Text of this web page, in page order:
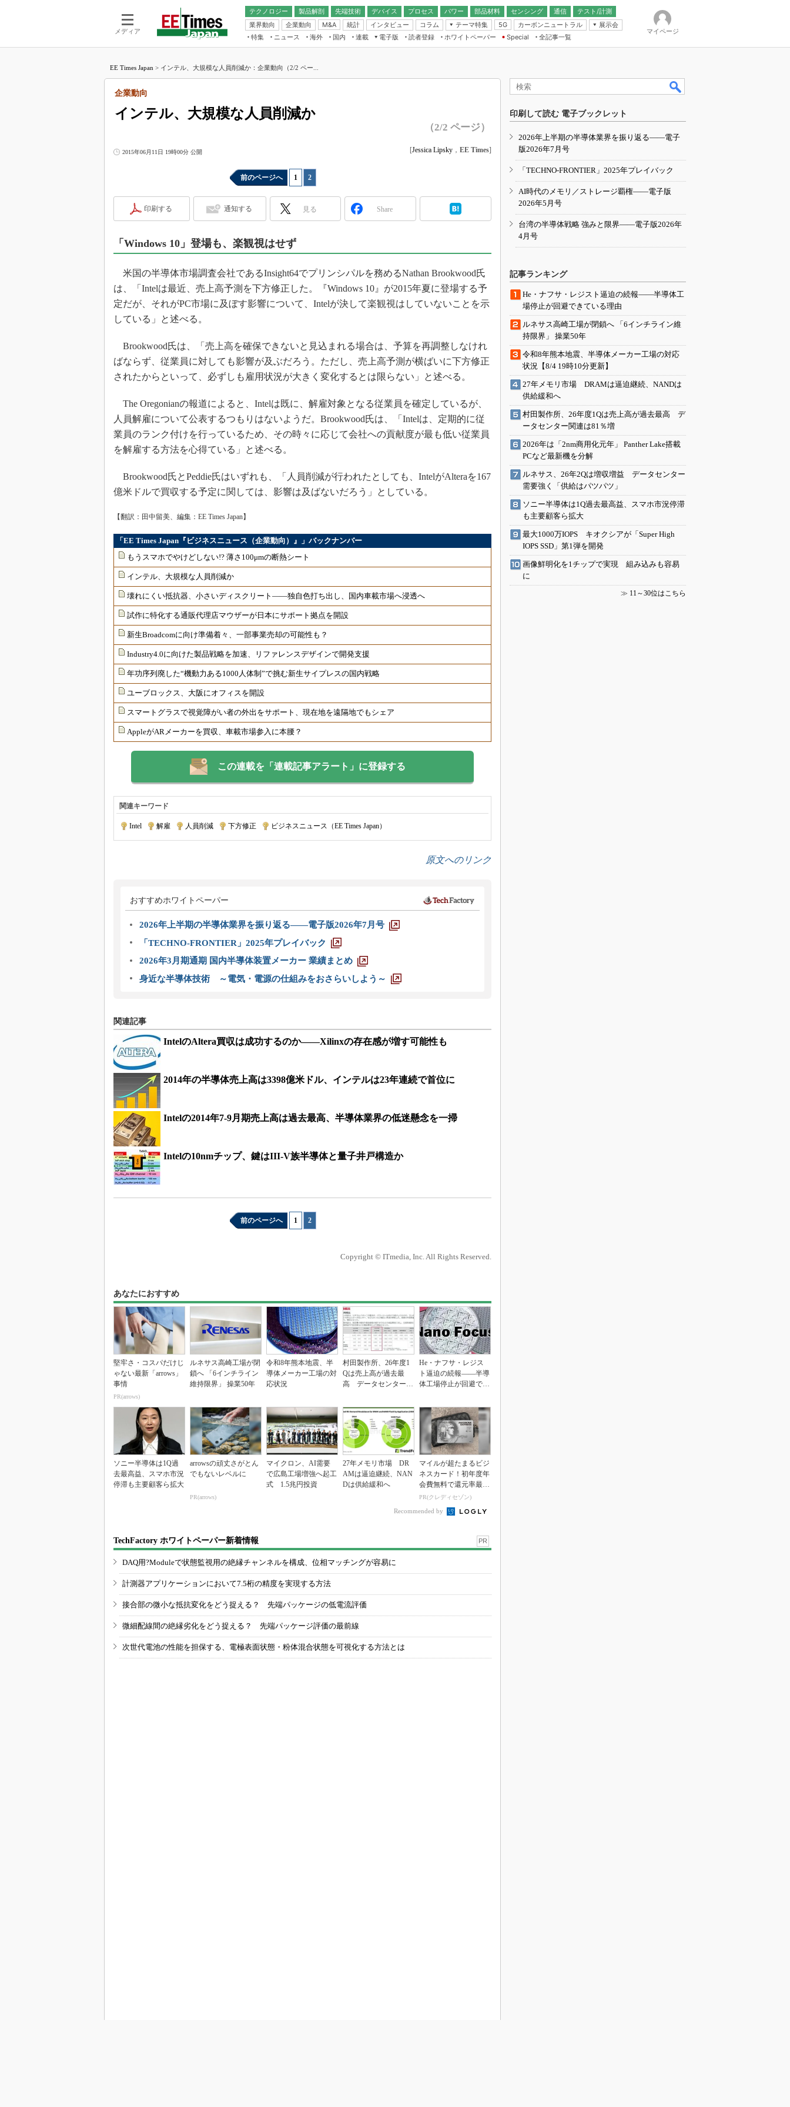
メディア
テクノロジー 製品解剖
先端技術
電池／エネルギー
デバイス
アナログ
マイコン
プロセス パワー 部品材料 センシング
通信
無線
テスト/計測
業界動向
企業動向 M&A 統計 インタビュー コラム
テーマ特集
フィジカルAI
5G カーボンニュートラル
展示会
IoT・エッジコンピューティング
EXPO
TECHNO-FRONTIER
人とくるま展
特集 ニュース 海外 国内
連載
福田昭のデバイス通信
大山聡の業界スコープ
大原雄介のエレ・組み込みプレイバ
世界を「数字」で回してみよう
踊るバズワード ～Behind the
Buzzword
この10年で起こったこと、次の10年
製品分解で探るアジアの新トレンド
光伝送技術を知る
“異端児エンジニア”が仕掛けた社内
改革、執念の180日
IHSアナリスト「未来展望」
「英語に愛されないエンジニア」の
ための新行動論
電子版
電子ブックレット
読者登録 ホワイトペーパー
Special
全記事一覧
マイページ
EE Times Japan > インテル、大規模な人員削減か：企業動向（2/2 ペー...
インテル、大規模な人員削減か
企業動向
（2/2 ページ）
2015年06月11日 19時00分 公開 [Jessica Lipsky ， EE Times]
前のページへ 1 2
印刷する 通知する 見る Share
「Windows 10」登場も、楽観視はせず
米国の半導体市場調査会社であるInsight64でプリンシパルを務めるNathan Brookwood氏
は、「Intelは最近、売上高予測を下方修正した。『Windows 10』が2015年夏に登場する予
定だが、それがPC市場に及ぼす影響について、Intelが決して楽観視はしていないことを示
している」と述べる。
Brookwood氏は、「売上高を確保できないと見込まれる場合は、予算を再調整しなけれ
ばならず、従業員に対しても影響が及ぶだろう。ただし、売上高予測が横ばいに下方修正
されたからといって、必ずしも雇用状況が大きく変化するとは限らない」と述べる。
The Oregonianの報道によると、Intelは既に、解雇対象となる従業員を確定しているが、
人員解雇について公表するつもりはないようだ。Brookwood氏は、「Intelは、定期的に従
業員のランク付けを行っているため、その時々に応じて会社への貢献度が最も低い従業員
を解雇する方法を心得ている」と述べる。
Brookwood氏とPeddie氏はいずれも、「人員削減が行われたとしても、IntelがAlteraを167
億米ドルで買収する予定に関しては、影響は及ばないだろう」としている。
【翻訳：田中留美、編集：EE Times Japan】
「EE Times Japan『ビジネスニュース（企業動向）』」バックナンバー
もうスマホでやけどしない!? 薄さ100μmの断熱シート
インテル、大規模な人員削減か
壊れにくい抵抗器、小さいディスクリート――独自色打ち出し、国内車載市場へ浸透へ
試作に特化する通販代理店マウザーが日本にサポート拠点を開設
新生Broadcomに向け準備着々、一部事業売却の可能性も？
Industry4.0に向けた製品戦略を加速、リファレンスデザインで開発支援
年功序列廃した“機動力ある1000人体制”で挑む新生サイプレスの国内戦略
ユーブロックス、大阪にオフィスを開設
スマートグラスで視覚障がい者の外出をサポート、現在地を遠隔地でもシェア
AppleがARメーカーを買収、車載市場参入に本腰？
この連載を「連載記事アラート」に登録する
関連キーワード
Intel 解雇 人員削減 下方修正 ビジネスニュース（EE Times Japan）
原文へのリンク
おすすめホワイトペーパー
2026年上半期の半導体業界を振り返る――電子版2026年7月号
「TECHNO-FRONTIER」2025年プレイバック
2026年3月期通期 国内半導体装置メーカー 業績まとめ
身近な半導体技術 ～電気・電源の仕組みをおさらいしよう～
関連記事
IntelのAltera買収は成功するのか――Xilinxの存在感が増す可能性も
2014年の半導体売上高は3398億米ドル、インテルは23年連続で首位に
Intelの2014年7-9月期売上高は過去最高、半導体業界の低迷懸念を一掃
Intelの10nmチップ、鍵はIII-V族半導体と量子井戸構造か
前のページへ 1 2
Copyright © ITmedia, Inc. All Rights Reserved.
あなたにおすすめ
堅牢さ・コスパだけじ
ゃない最新「arrows」
事情
PR(arrows)
ルネサス高崎工場が閉
鎖へ 「6インチライン
維持限界」 操業50年
令和8年熊本地震、半
導体メーカー工場の対
応状況
村田製作所、26年度1
Qは売上高が過去最
高 データセンター関
He・ナフサ・レジス
ト逼迫の続報――半導
体工場停止が回避でき
ソニー半導体は1Q過
去最高益、スマホ市況
停滞も主要顧客ら拡大
arrowsの頑丈さがとん
でもないレベルに
PR(arrows)
マイクロン、AI需要
で広島工場増強へ起工
式 1.5兆円投資
27年メモリ市場 DR
AMは逼迫継続、NAN
Dは供給緩和へ
マイルが超たまるビジ
ネスカード！初年度年
会費無料で還元率最大
1.125%
PR(クレディセゾン)
Recommended by
TechFactory ホワイトペーパー新着情報 PR
DAQ用?Moduleで状態監視用の絶縁チャンネルを構成、位相マッチングが容易に
計測器アプリケーションにおいて7.5桁の精度を実現する方法
接合部の微小な抵抗変化をどう捉える？ 先端パッケージの低電流評価
微細配線間の絶縁劣化をどう捉える？ 先端パッケージ評価の最前線
次世代電池の性能を担保する、電極表面状態・粉体混合状態を可視化する方法とは
印刷して読む 電子ブックレット
2026年上半期の半導体業界を振り返る――電子
版2026年7月号
「TECHNO-FRONTIER」2025年プレイバック
AI時代のメモリ／ストレージ覇権――電子版
2026年5月号
台湾の半導体戦略 強みと限界――電子版2026年
4月号
記事ランキング
He・ナフサ・レジスト逼迫の続報――半導体工
場停止が回避できている理由
ルネサス高崎工場が閉鎖へ 「6インチライン維
持限界」 操業50年
令和8年熊本地震、半導体メーカー工場の対応
状況【8/4 19時10分更新】
27年メモリ市場 DRAMは逼迫継続、NANDは
供給緩和へ
村田製作所、26年度1Qは売上高が過去最高 デ
ータセンター関連は81％増
2026年は「2nm商用化元年」 Panther Lake搭載
PCなど最新機を分解
ルネサス、26年2Qは増収増益 データセンター
需要強く「供給はパツパツ」
ソニー半導体は1Q過去最高益、スマホ市況停滞
も主要顧客ら拡大
最大1000万IOPS キオクシアが「Super High
IOPS SSD」第1弾を開発
画像鮮明化を1チップで実現 組み込みも容易
に
≫ 11～30位はこちら